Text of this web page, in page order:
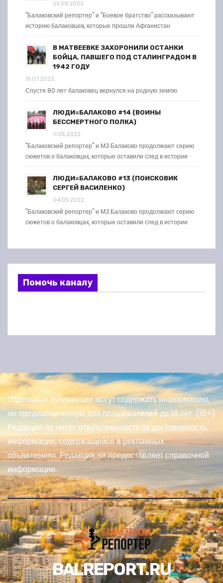
29.08.2022
"Балаковский репортер" и "Боевое братство" рассказывают
историю балаковцев, которые прошли Афганистан
В МАТВЕЕВКЕ ЗАХОРОНИЛИ ОСТАНКИ
БОЙЦА, ПАВШЕГО ПОД СТАЛИНГРАДОМ В
1942 ГОДУ
15.07.2022
Спустя 80 лет балаковец вернулся на родную землю
ЛЮДИ=БАЛАКОВО #14 (ВОИНЫ
БЕССМЕРТНОГО ПОЛКА)
11.05.2022
"Балаковский репортер" и МЗ Балаково продолжают серию
сюжетов о балаковцах, которые оставили след в истории
ЛЮДИ=БАЛАКОВО #13 (ПОИСКОВИК
СЕРГЕЙ ВАСИЛЕНКО)
04.05.2022
"Балаковский репортер" и МЗ Балаково продолжают серию
сюжетов о балаковцах, которые оставили след в истории
Помочь каналу
Отдельные публикации могут содержать информацию,
не предназначенную для пользователей до 16 лет. (16+)
Редакция не несет ответственности за достоверность
информации, содержащейся в рекламных
объявлениях. Редакция не предоставляет справочной
информации.
BALREPORT.RU